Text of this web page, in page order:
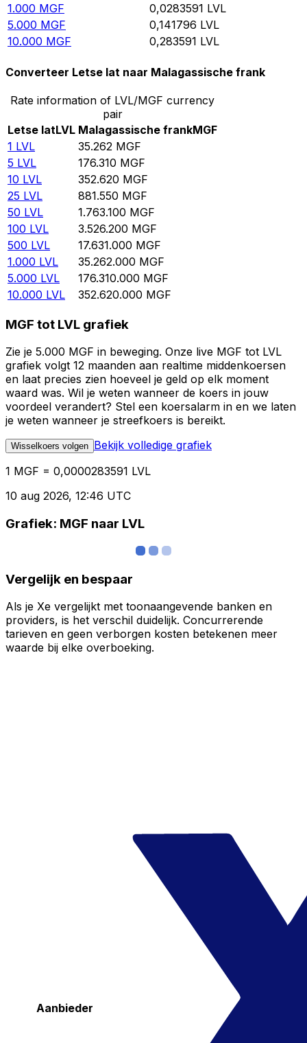
1.000 MGF 0,0283591 LVL
5.000 MGF 0,141796 LVL
10.000 MGF 0,283591 LVL
Converteer Letse lat naar Malagassische frank
Rate information of LVL/MGF currency
pair
Letse latLVL Malagassische frankMGF
1 LVL 35.262 MGF
5 LVL 176.310 MGF
10 LVL 352.620 MGF
25 LVL 881.550 MGF
50 LVL 1.763.100 MGF
100 LVL 3.526.200 MGF
500 LVL 17.631.000 MGF
1.000 LVL 35.262.000 MGF
5.000 LVL 176.310.000 MGF
10.000 LVL 352.620.000 MGF
MGF tot LVL grafiek
Zie je 5.000 MGF in beweging. Onze live MGF tot LVL
grafiek volgt 12 maanden aan realtime middenkoersen
en laat precies zien hoeveel je geld op elk moment
waard was. Wil je weten wanneer de koers in jouw
voordeel verandert? Stel een koersalarm in en we laten
je weten wanneer je streefkoers is bereikt.
Wisselkoers volgen Bekijk volledige grafiek
1 MGF = 0,0000283591 LVL
10 aug 2026, 12:46 UTC
Grafiek: MGF naar LVL
Vergelijk en bespaar
Als je Xe vergelijkt met toonaangevende banken en
providers, is het verschil duidelijk. Concurrerende
tarieven en geen verborgen kosten betekenen meer
waarde bij elke overboeking.
Aanbieder